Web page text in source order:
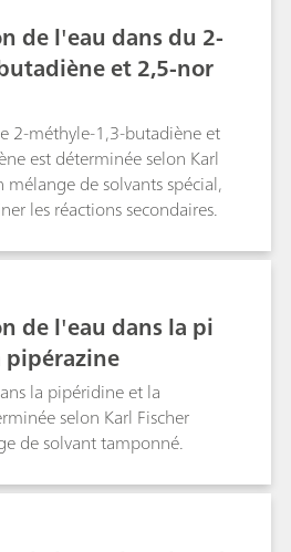
Application Note décrit
teneur en eau du PSE à
four et des récipients
Une détermination dure
en fonction de la teneur en
l'échantillon.
de l'eau dans du 2-
et 2,5-nor
2-méthyle-1,3-butadiène et
est déterminée selon Karl
mélange de solvants spécial,
les réactions secondaires.
de l'eau dans la pi
la pipéridine et la
selon Karl Fischer
de solvant tamponné.